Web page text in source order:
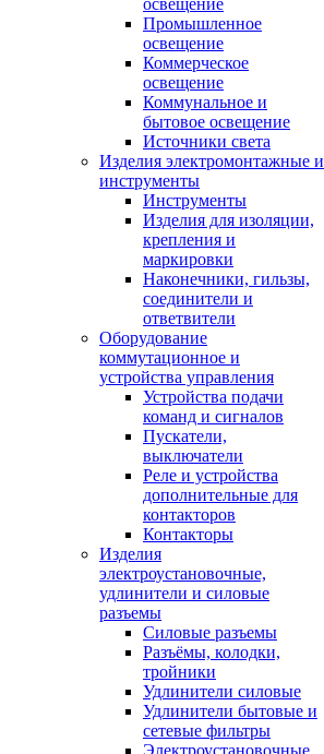
освещение
Промышленное
освещение
Коммерческое
освещение
Коммунальное и
бытовое освещение
Источники света
Изделия электромонтажные и
инструменты
Инструменты
Изделия для изоляции,
крепления и
маркировки
Наконечники, гильзы,
соединители и
ответвители
Оборудование
коммутационное и
устройства управления
Устройства подачи
команд и сигналов
Пускатели,
выключатели
Реле и устройства
дополнительные для
контакторов
Контакторы
Изделия
электроустановочные,
удлинители и силовые
разъемы
Силовые разъемы
Разъёмы, колодки,
тройники
Удлинители силовые
Удлинители бытовые и
сетевые фильтры
Электроустановочные